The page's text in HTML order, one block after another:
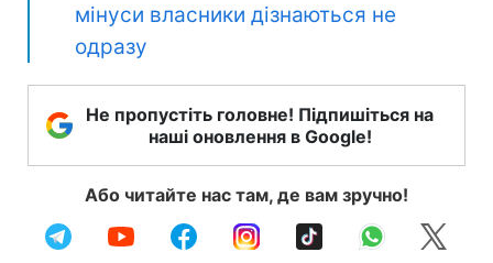
мінуси власники дізнаються не
одразу
Не пропустіть головне! Підпишіться на
наші оновлення в Google!
Або читайте нас там, де вам зручно!